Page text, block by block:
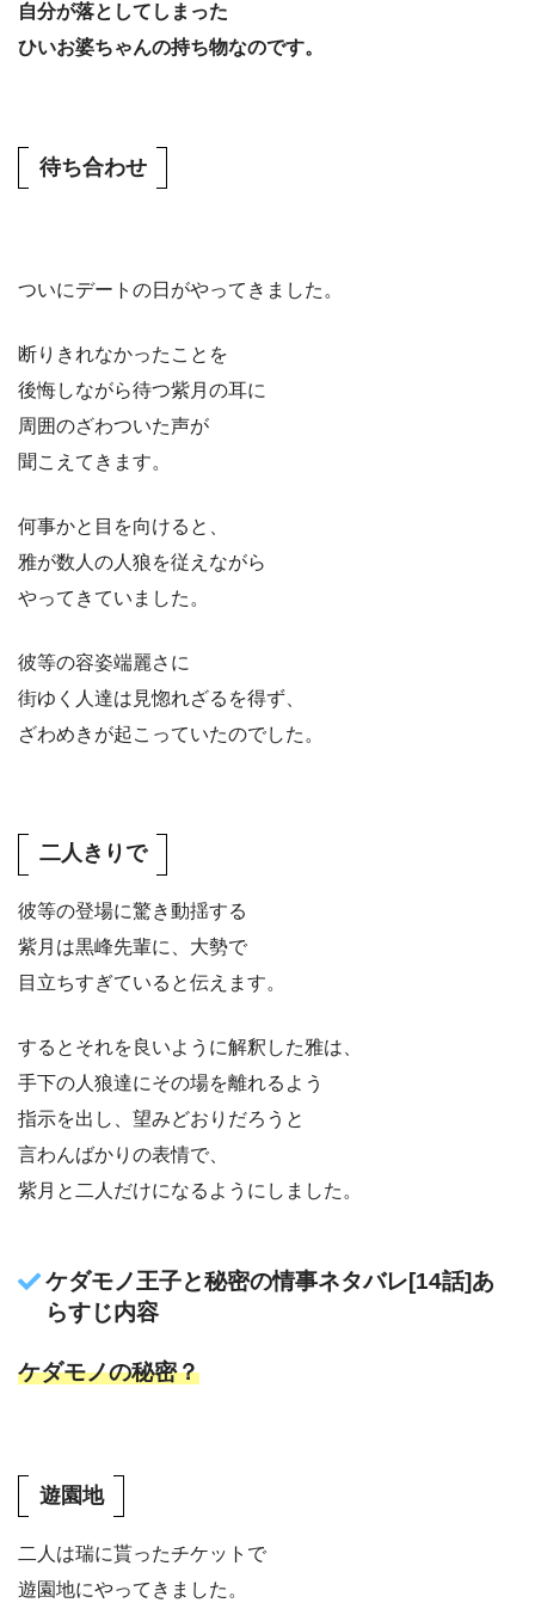
自分が落としてしまった
ひいお婆ちゃんの持ち物なのです。
待ち合わせ
ついにデートの日がやってきました。
断りきれなかったことを
後悔しながら待つ紫月の耳に
周囲のざわついた声が
聞こえてきます。
何事かと目を向けると、
雅が数人の人狼を従えながら
やってきていました。
彼等の容姿端麗さに
街ゆく人達は見惚れざるを得ず、
ざわめきが起こっていたのでした。
二人きりで
彼等の登場に驚き動揺する
紫月は黒峰先輩に、大勢で
目立ちすぎていると伝えます。
するとそれを良いように解釈した雅は、
手下の人狼達にその場を離れるよう
指示を出し、望みどおりだろうと
言わんばかりの表情で、
紫月と二人だけになるようにしました。
ケダモノ王子と秘密の情事ネタバレ[14話]あ
らすじ内容
ケダモノの秘密？
遊園地
二人は瑞に貰ったチケットで
遊園地にやってきました。